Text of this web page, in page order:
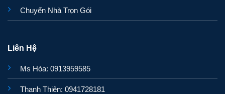
Chuyển Nhà Trọn Gói
Liên Hệ
Ms Hòa: 0913959585
Thanh Thiên: 0941728181